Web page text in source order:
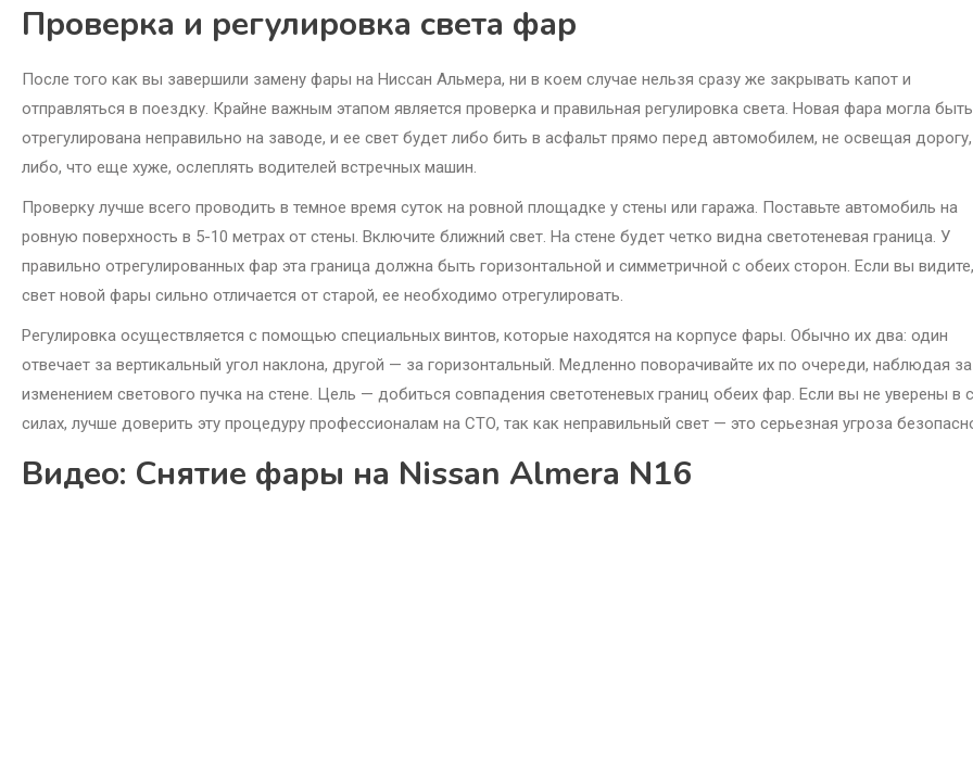
Проверка и регулировка света фар
После того как вы завершили замену фары на Ниссан Альмера, ни в коем случае нельзя сразу же закрывать капот и
отправляться в поездку. Крайне важным этапом является проверка и правильная регулировка света. Новая фара могла быть
отрегулирована неправильно на заводе, и ее свет будет либо бить в асфальт прямо перед автомобилем, не освещая дорогу,
либо, что еще хуже, ослеплять водителей встречных машин.
Проверку лучше всего проводить в темное время суток на ровной площадке у стены или гаража. Поставьте автомобиль на
ровную поверхность в 5-10 метрах от стены. Включите ближний свет. На стене будет четко видна светотеневая граница. У
правильно отрегулированных фар эта граница должна быть горизонтальной и симметричной с обеих сторон. Если вы
свет новой фары сильно отличается от старой, ее необходимо отрегулировать.
Регулировка осуществляется с помощью специальных винтов, которые находятся на корпусе фары. Обычно их два: один
отвечает за вертикальный угол наклона, другой — за горизонтальный. Медленно поворачивайте их по очереди, наблюдая за
изменением светового пучка на стене. Цель — добиться совпадения светотеневых границ обеих фар. Если вы не уверены в
силах, лучше доверить эту процедуру профессионалам на СТО, так как неправильный свет — это серьезная угроза
Видео: Снятие фары на Nissan Almera N16